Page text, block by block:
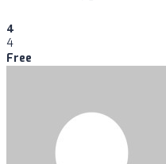
4
4
Free